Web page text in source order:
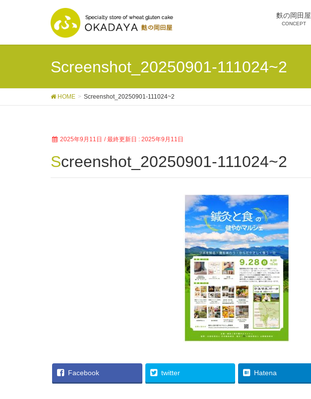
麩の岡田屋
CONCEPT
Screenshot_20250901-111024~2
HOME Screenshot_20250901-111024~2
2025年9月11日 / 最終更新日 : 2025年9月11日
Screenshot_20250901-111024~2
Facebook twitter Hatena